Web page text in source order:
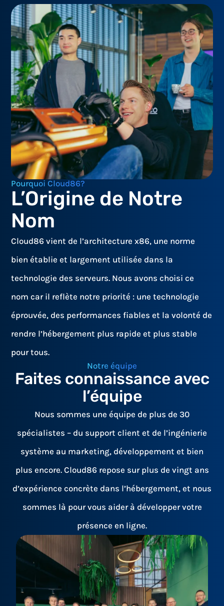
Pourquoi Cloud86?
L’Origine de Notre
Nom
Cloud86 vient de l’architecture x86, une norme
bien établie et largement utilisée dans la
technologie des serveurs. Nous avons choisi ce
nom car il reflète notre priorité : une technologie
éprouvée, des performances fiables et la volonté de
rendre l’hébergement plus rapide et plus stable
pour tous.
Notre équipe
Faites connaissance avec
l’équipe
Nous sommes une équipe de plus de 30
spécialistes – du support client et de l’ingénierie
système au marketing, développement et bien
plus encore. Cloud86 repose sur plus de vingt ans
d’expérience concrète dans l’hébergement, et nous
sommes là pour vous aider à développer votre
présence en ligne.